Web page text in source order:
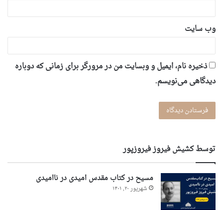
وب‌ سایت
ذخیره نام، ایمیل و وبسایت من در مرورگر برای زمانی که دوباره
دیدگاهی می‌نویسم.
توسط کشیش فیروز فیروزپور
مسیح در کتاب مقدس امیدی در ناامیدی
شهریور ۲۰, ۱۴۰۱